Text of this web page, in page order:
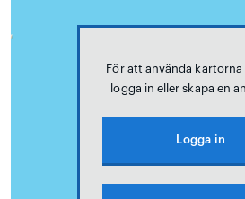
För att använda kartorna
logga in eller skapa en
Logga in